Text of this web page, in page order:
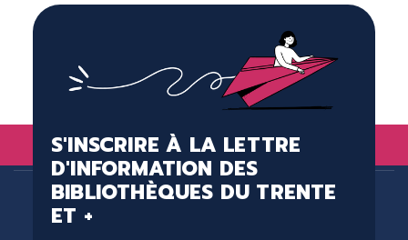
S'INSCRIRE À LA LETTRE
D'INFORMATION DES
BIBLIOTHÈQUES DU TRENTE
ET +